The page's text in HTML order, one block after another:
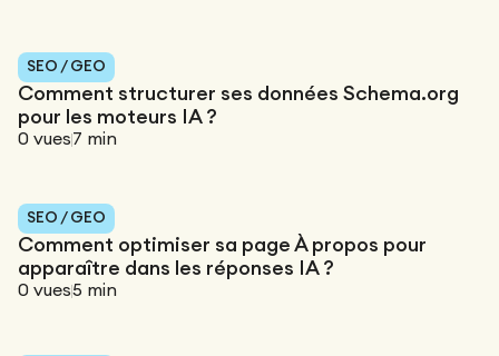
SEO / GEO
Comment structurer ses données Schema.org
pour les moteurs IA ?
0 vues7 min
SEO / GEO
Comment optimiser sa page À propos pour
apparaître dans les réponses IA ?
0 vues5 min